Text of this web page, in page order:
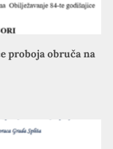
proboja obruča na